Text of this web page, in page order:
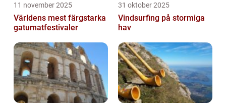
11 november 2025
Världens mest färgstarka
gatumatfestivaler
31 oktober 2025
Vindsurfing på stormiga
hav